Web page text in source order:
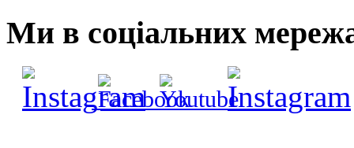
Ми в соціальних